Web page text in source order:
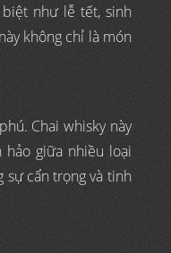
như lễ tết, sinh
không chỉ là món
Chai whisky này
giữa nhiều loại
sự cẩn trọng và tinh